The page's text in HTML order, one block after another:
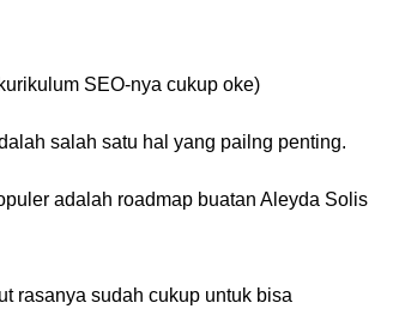
SEO-nya cukup oke)
salah satu hal yang pailng penting.
adalah roadmap buatan Aleyda Solis
rasanya sudah cukup untuk bisa